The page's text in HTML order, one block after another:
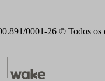
0001-26 © Todos os